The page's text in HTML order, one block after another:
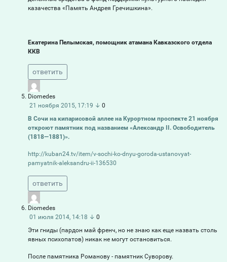
казачества «Память Андрея Гречишкина».
Екатерина Пелымская, помощник атамана Кавказского отдела
ККВ
ответить
Diomedes
21 ноября 2015, 17:19 ↓ 0
В Сочи на кипарисовой аллее на Курортном проспекте 21 ноября
откроют памятник под названием «Александр II. Освободитель
(1818—1881)».
http://kuban24.tv/item/v-sochi-ko-dnyu-goroda-ustanovyat-
pamyatnik-aleksandru-ii-136530
ответить
Diomedes
01 июля 2014, 14:18 ↓ 0
Эти гниды (пардон май френч, но не знаю как еще назвать столь
явных психопатов) никак не могут остановиться.
После памятника Романову - памятник Суворову.